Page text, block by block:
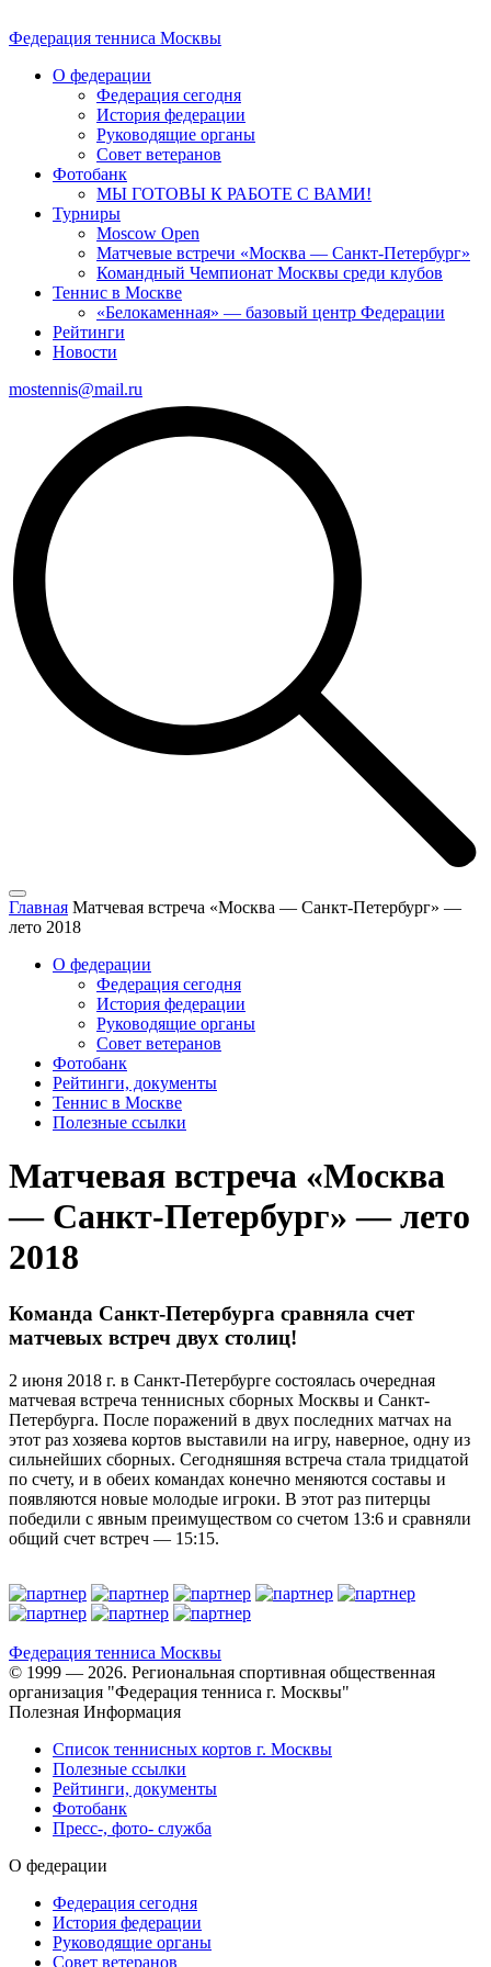
Федерация тенниса Москвы
О федерации
Федерация сегодня
История федерации
Руководящие органы
Совет ветеранов
Фотобанк
МЫ ГОТОВЫ К РАБОТЕ С ВАМИ!
Турниры
Moscow Open
Матчевые встречи «Москва — Санкт-Петербург»
Командный Чемпионат Москвы среди клубов
Теннис в Москве
«Белокаменная» — базовый центр Федерации
Рейтинги
Новости
mostennis@mail.ru
Главная Матчевая встреча «Москва — Санкт-Петербург» —
лето 2018
О федерации
Федерация сегодня
История федерации
Руководящие органы
Совет ветеранов
Фотобанк
Рейтинги, документы
Теннис в Москве
Полезные ссылки
Матчевая встреча «Москва
— Санкт-Петербург» — лето
2018
Команда Санкт-Петербурга сравняла счет
матчевых встреч двух столиц!
2 июня 2018 г. в Санкт-Петербурге состоялась очередная
матчевая встреча теннисных сборных Москвы и Санкт-
Петербурга. После поражений в двух последних матчах на
этот раз хозяева кортов выставили на игру, наверное, одну из
сильнейших сборных. Сегодняшняя встреча стала тридцатой
по счету, и в обеих командах конечно меняются составы и
появляются новые молодые игроки. В этот раз питерцы
победили с явным преимуществом со счетом 13:6 и сравняли
общий счет встреч — 15:15.
Федерация тенниса Москвы
© 1999 — 2026. Региональная спортивная общественная
организация "Федерация тенниса г. Москвы"
Полезная Информация
Список теннисных кортов г. Москвы
Полезные ссылки
Рейтинги, документы
Фотобанк
Пресс-, фото- служба
О федерации
Федерация сегодня
История федерации
Руководящие органы
Совет ветеранов